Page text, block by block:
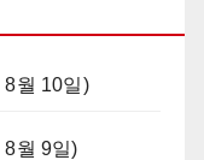
8월 10일)
8월 9일)